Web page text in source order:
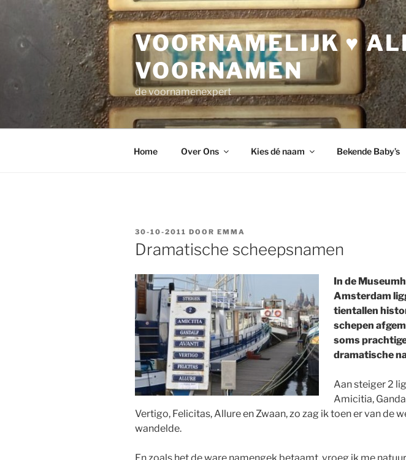
inhoud
VOORNAMELIJK ♥
VOORNAMEN
de voornamenexpert
Home Over Ons Kies dé naam Bekende Baby’s
GEPLAATST
OP
30-10-2011 DOOR EMMA
Dramatische scheepsnamen
In de
Amsterdam
tientallen
schepen
soms
dramatische
Aan steiger 2
Amicitia,
Vertigo, Felicitas, Allure en Zwaan, zo zag ik toen er van de
wandelde.